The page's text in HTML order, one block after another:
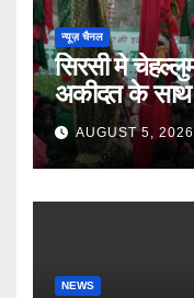
न्यूज़ चैनल
सिरसी मे
अकीदत के साथ
AUGUST 5, 2026
NEWS